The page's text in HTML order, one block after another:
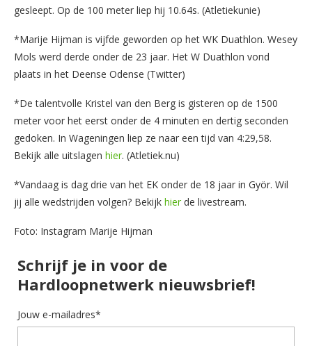
gesleept. Op de 100 meter liep hij 10.64s. (Atletiekunie)
*Marije Hijman is vijfde geworden op het WK Duathlon. Wesey
Mols werd derde onder de 23 jaar. Het W Duathlon vond
plaats in het Deense Odense (Twitter)
*De talentvolle Kristel van den Berg is gisteren op de 1500
meter voor het eerst onder de 4 minuten en dertig seconden
gedoken. In Wageningen liep ze naar een tijd van 4:29,58.
Bekijk alle uitslagen hier. (Atletiek.nu)
*Vandaag is dag drie van het EK onder de 18 jaar in Györ. Wil
jij alle wedstrijden volgen? Bekijk hier de livestream.
Foto: Instagram Marije Hijman
Schrijf je in voor de
Hardloopnetwerk nieuwsbrief!
Jouw e-mailadres*